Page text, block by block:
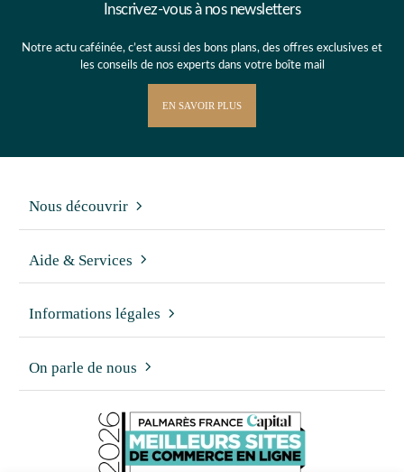
Inscrivez-vous à nos newsletters
Notre actu caféinée, c’est aussi des bons plans, des offres exclusives et
les conseils de nos experts dans votre boîte mail
EN SAVOIR PLUS
Nous découvrir
Aide & Services
Informations légales
On parle de nous